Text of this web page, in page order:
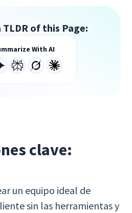
TLDR of this Page:
With AI
clave:
un equipo ideal de
sin las herramientas y